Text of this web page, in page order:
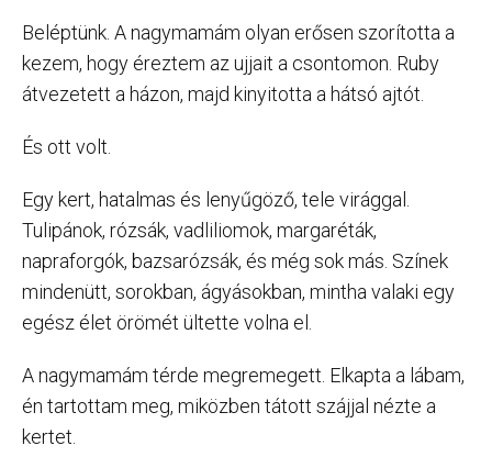
Beléptünk. A nagymamám olyan erősen szorította a
kezem, hogy éreztem az ujjait a csontomon. Ruby
átvezetett a házon, majd kinyitotta a hátsó ajtót.
És ott volt.
Egy kert, hatalmas és lenyűgöző, tele virággal.
Tulipánok, rózsák, vadliliomok, margaréták,
napraforgók, bazsarózsák, és még sok más. Színek
mindenütt, sorokban, ágyásokban, mintha valaki egy
egész élet örömét ültette volna el.
A nagymamám térde megremegett. Elkapta a lábam,
én tartottam meg, miközben tátott szájjal nézte a
kertet.